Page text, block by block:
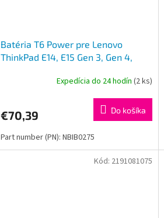
Batéria T6 Power pre Lenovo
ThinkPad E14, E15 Gen 3, Gen 4,
Expedícia do 24 hodín (2 ks)
€70,39 Do košíka
Part number (PN): NBIB0275
Kód: 2191081075